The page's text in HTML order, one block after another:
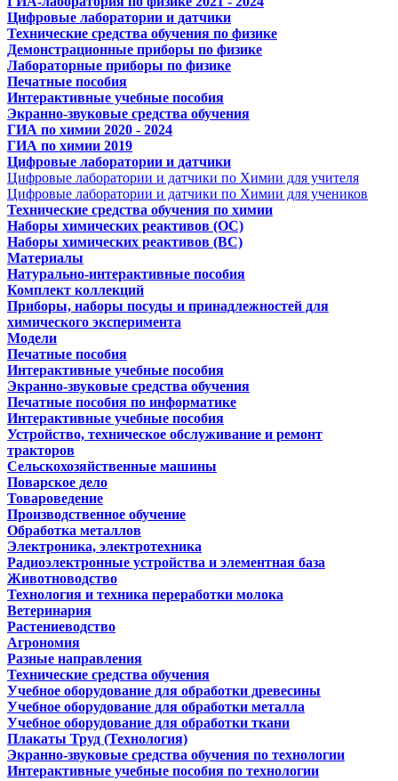
Цифровые лаборатории и датчики
Технические средства обучения по физике
Демонстрационные приборы по физике
Лабораторные приборы по физике
Печатные пособия
Интерактивные учебные пособия
Экранно-звуковые средства обучения
ГИА по химии 2020 - 2024
ГИА по химии 2019
Цифровые лаборатории и датчики
Цифровые лаборатории и датчики по Химии для учителя
Цифровые лаборатории и датчики по Химии для учеников
Технические средства обучения по химии
Наборы химических реактивов (ОС)
Наборы химических реактивов (ВС)
Материалы
Натурально-интерактивные пособия
Комплект коллекций
Приборы, наборы посуды и принадлежностей для
химического эксперимента
Модели
Печатные пособия
Интерактивные учебные пособия
Экранно-звуковые средства обучения
Печатные пособия по информатике
Интерактивные учебные пособия
Устройство, техническое обслуживание и ремонт
тракторов
Сельскохозяйственные машины
Поварское дело
Товароведение
Производственное обучение
Обработка металлов
Электроника, электротехника
Радиоэлектронные устройства и элементная база
Животноводство
Технология и техника переработки молока
Ветеринария
Растениеводство
Агрономия
Разные направления
Технические средства обучения
Учебное оборудование для обработки древесины
Учебное оборудование для обработки металла
Учебное оборудование для обработки ткани
Плакаты Труд (Технология)
Экранно-звуковые средства обучения по технологии
Интерактивные учебные пособия по технологии